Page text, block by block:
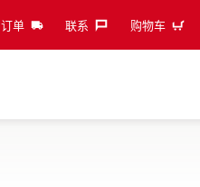
订单 联系‎ 购物车